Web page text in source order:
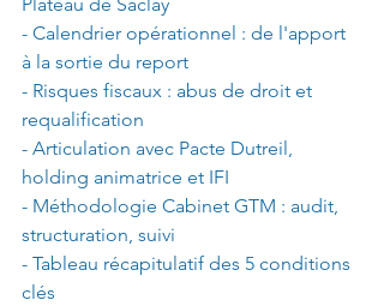
Plateau de Saclay
- Calendrier opérationnel : de l'apport
à la sortie du report
- Risques fiscaux : abus de droit et
requalification
- Articulation avec Pacte Dutreil,
holding animatrice et IFI
- Méthodologie Cabinet GTM : audit,
structuration, suivi
- Tableau récapitulatif des 5 conditions
clés